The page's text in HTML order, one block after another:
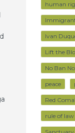
human
Ivan
Lift the
No Ban
peace
Red Comal
rule of law